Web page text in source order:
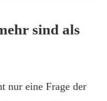
sind als
nur eine Frage der